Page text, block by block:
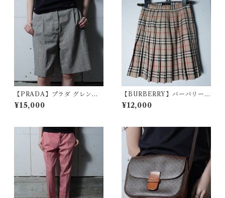
【PRADA】プラダ グレンチ
ェックタックハーフパンツ gr
ay
¥15,000
【BURBERRY】バーバリー
ノヴァチェック柄プリーツラ
ップスカート beige
¥12,000